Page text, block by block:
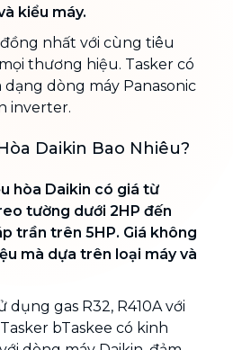
kiểu máy.
nhất với cùng tiêu
thương hiệu. Tasker có
dòng máy Panasonic
inverter.
Daikin Bao Nhiêu?
hòa Daikin có giá từ
tường dưới 2HP đến
trần trên 5HP. Giá không
mà dựa trên loại máy và
dụng gas R32, R410A với
bTaskee có kinh